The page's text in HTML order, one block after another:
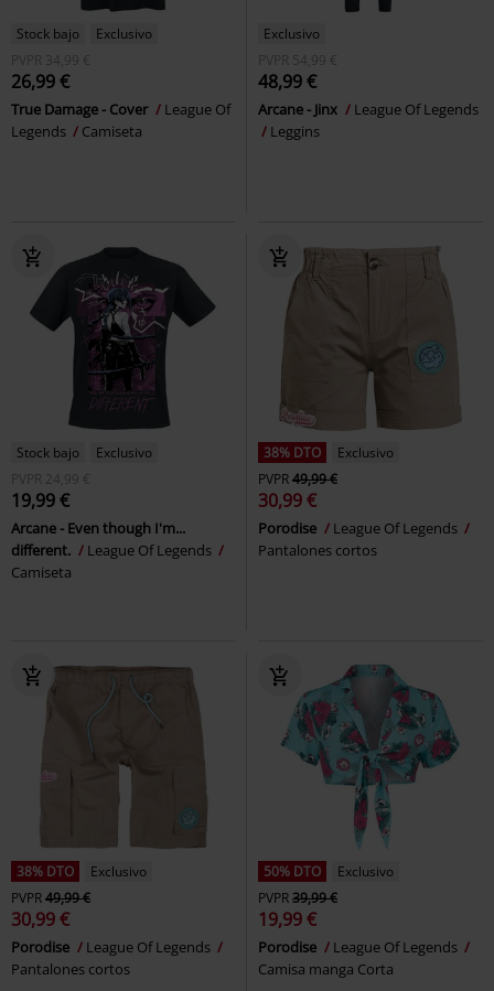
Stock bajo
Exclusivo
PVPR 34,99 €
26,99 €
True Damage - Cover
League Of
Legends
Camiseta
Exclusivo
PVPR
54,99 €
48,99 €
Arcane - Jinx
League Of Legends
Leggins
Stock bajo
Exclusivo
PVPR 24,99 €
19,99 €
Arcane - Even though I'm...
different.
League Of Legends
Camiseta
38% DTO
Exclusivo
PVPR49,99 €
30,99 €
Porodise
League Of Legends
Pantalones cortos
38% DTO
Exclusivo
PVPR49,99 €
30,99 €
Porodise
League Of Legends
Pantalones cortos
50% DTO
Exclusivo
PVPR39,99 €
19,99 €
Porodise
League Of Legends
Camisa manga Corta